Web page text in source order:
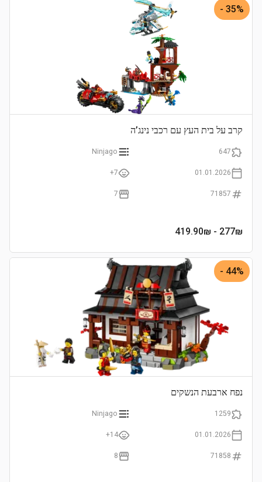
35% -
קרב על בית העץ עם רכבי נינג’ה
647
Ninjago
01.01.2026
7+
71857
7
277₪
- 419.90₪
44% -
נפח ארבעת הנשקים
1259
Ninjago
01.01.2026
14+
71858
8